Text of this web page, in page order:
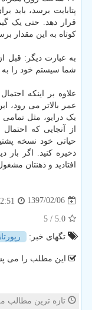
پتابایت برسد، باید
قرار دهد. حتی یک
کوتاه به این مقدار
به عبارت دیگر:
شما سیستم خود را به
علاوه بر اینکه
عمر بالاتر می رود،
یک درایو، مثل
از آنجایی که
حیاتی خود نسخه
ذخیره کنید. اگر
افتادید و ذهنتان
1397/02/06
5.0
/ 5
تگهای خبر:
این مطلب را می
تازه ترین مطالب